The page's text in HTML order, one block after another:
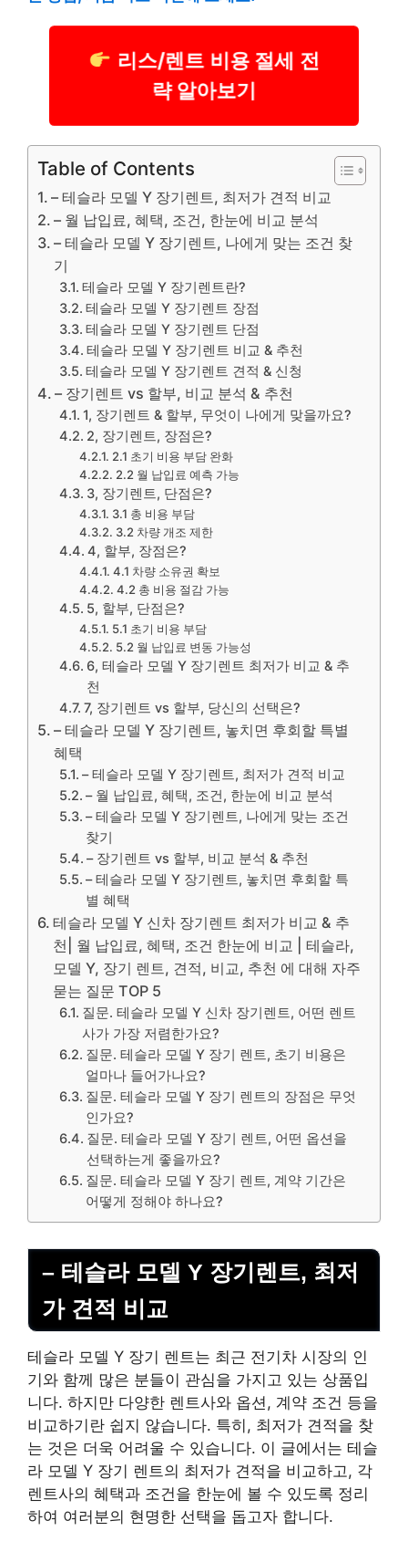
리스/렌트 비용 절세 전
략 알아보기
Table of Contents
– 테슬라 모델 Y 장기렌트, 최저가 견적 비교
– 월 납입료, 혜택, 조건, 한눈에 비교 분석
– 테슬라 모델 Y 장기렌트, 나에게 맞는 조건 찾
기
테슬라 모델 Y 장기렌트란?
테슬라 모델 Y 장기렌트 장점
테슬라 모델 Y 장기렌트 단점
테슬라 모델 Y 장기렌트 비교 & 추천
테슬라 모델 Y 장기렌트 견적 & 신청
– 장기렌트 vs 할부, 비교 분석 & 추천
1, 장기렌트 & 할부, 무엇이 나에게 맞을까요?
2, 장기렌트, 장점은?
2.1 초기 비용 부담 완화
2.2 월 납입료 예측 가능
3, 장기렌트, 단점은?
3.1 총 비용 부담
3.2 차량 개조 제한
4, 할부, 장점은?
4.1 차량 소유권 확보
4.2 총 비용 절감 가능
5, 할부, 단점은?
5.1 초기 비용 부담
5.2 월 납입료 변동 가능성
6, 테슬라 모델 Y 장기렌트 최저가 비교 & 추
천
7, 장기렌트 vs 할부, 당신의 선택은?
– 테슬라 모델 Y 장기렌트, 놓치면 후회할 특별
혜택
– 테슬라 모델 Y 장기렌트, 최저가 견적 비교
– 월 납입료, 혜택, 조건, 한눈에 비교 분석
– 테슬라 모델 Y 장기렌트, 나에게 맞는 조건
찾기
– 장기렌트 vs 할부, 비교 분석 & 추천
– 테슬라 모델 Y 장기렌트, 놓치면 후회할 특
별 혜택
테슬라 모델 Y 신차 장기렌트 최저가 비교 & 추
천| 월 납입료, 혜택, 조건 한눈에 비교 | 테슬라,
모델 Y, 장기 렌트, 견적, 비교, 추천 에 대해 자주
묻는 질문 TOP 5
질문. 테슬라 모델 Y 신차 장기렌트, 어떤 렌트
사가 가장 저렴한가요?
질문. 테슬라 모델 Y 장기 렌트, 초기 비용은
얼마나 들어가나요?
질문. 테슬라 모델 Y 장기 렌트의 장점은 무엇
인가요?
질문. 테슬라 모델 Y 장기 렌트, 어떤 옵션을
선택하는게 좋을까요?
질문. 테슬라 모델 Y 장기 렌트, 계약 기간은
어떻게 정해야 하나요?
– 테슬라 모델 Y 장기렌트, 최저
가 견적 비교
테슬라 모델 Y 장기 렌트는 최근 전기차 시장의 인
기와 함께 많은 분들이 관심을 가지고 있는 상품입
니다. 하지만 다양한 렌트사와 옵션, 계약 조건 등을
비교하기란 쉽지 않습니다. 특히, 최저가 견적을 찾
는 것은 더욱 어려울 수 있습니다. 이 글에서는 테슬
라 모델 Y 장기 렌트의 최저가 견적을 비교하고, 각
렌트사의 혜택과 조건을 한눈에 볼 수 있도록 정리
하여 여러분의 현명한 선택을 돕고자 합니다.